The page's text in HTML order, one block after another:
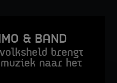
& BAND
brengt
naar het